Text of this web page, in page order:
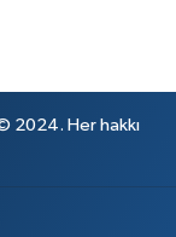
2024. Her hakkı